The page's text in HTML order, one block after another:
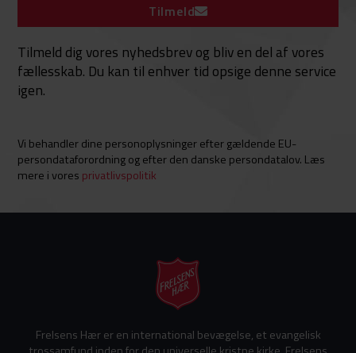
Tilmeld
Tilmeld dig vores nyhedsbrev og bliv en del af vores
fællesskab. Du kan til enhver tid opsige denne service
igen.
Vi behandler dine personoplysninger efter gældende EU-
persondataforordning og efter den danske persondatalov. Læs
mere i vores privatlivspolitik
Frelsens Hær er en international bevægelse, et evangelisk